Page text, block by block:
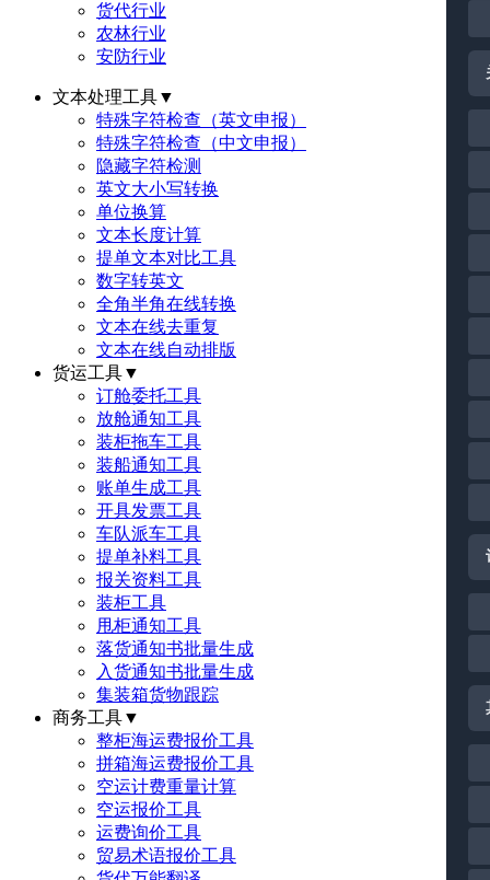
货代行业
农林行业
安防行业
文本处理工具▼
特殊字符检查（英文申报）
特殊字符检查（中文申报）
隐藏字符检测
英文大小写转换
单位换算
文本长度计算
提单文本对比工具
数字转英文
全角半角在线转换
文本在线去重复
文本在线自动排版
货运工具▼
订舱委托工具
放舱通知工具
装柜拖车工具
装船通知工具
账单生成工具
开具发票工具
车队派车工具
提单补料工具
报关资料工具
装柜工具
甩柜通知工具
落货通知书批量生成
入货通知书批量生成
集装箱货物跟踪
商务工具▼
整柜海运费报价工具
拼箱海运费报价工具
空运计费重量计算
空运报价工具
运费询价工具
贸易术语报价工具